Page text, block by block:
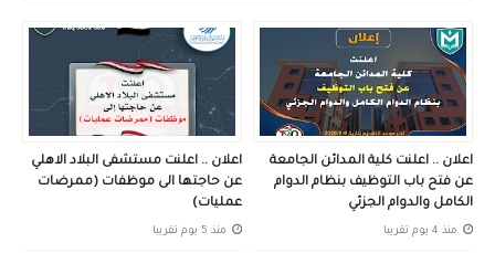
اعلان .. اعلنت كلية المدائن الجامعة
عن فتح باب التوظيف بنظام الدوام
الكامل والدوام الجزئي
منذ 4 يوم تقريبا
اعلان .. اعلنت مستشفى البلاد الاهلي
عن حاجتها الى موظفات (ممرضات
عمليات)
منذ 5 يوم تقريبا